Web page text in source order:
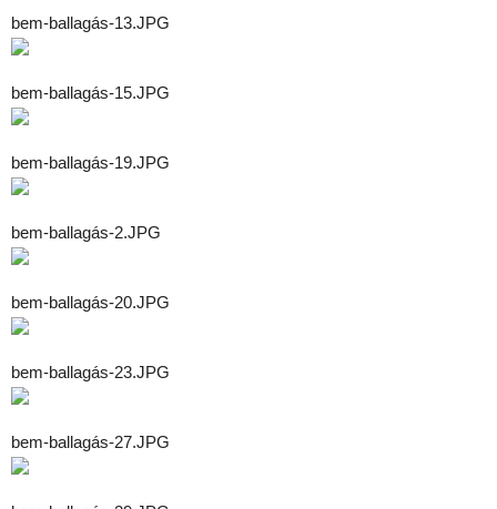
bem-ballagás-13.JPG
bem-ballagás-15.JPG
bem-ballagás-19.JPG
bem-ballagás-2.JPG
bem-ballagás-20.JPG
bem-ballagás-23.JPG
bem-ballagás-27.JPG